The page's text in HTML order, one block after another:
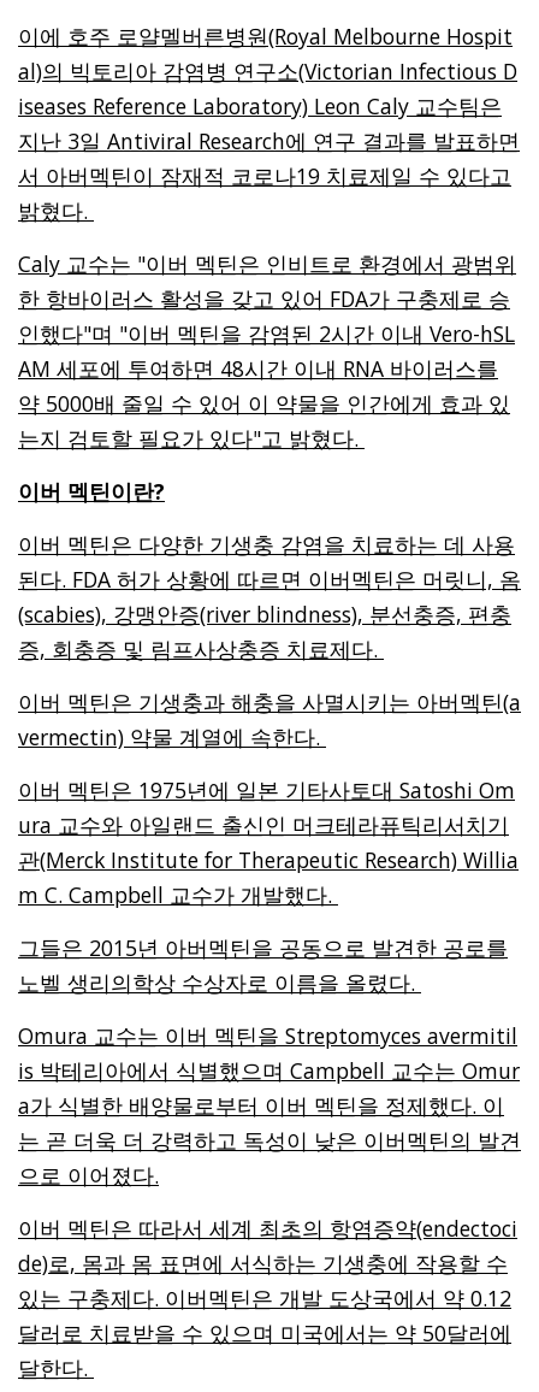
이에 호주 로얄멜버른병원(Royal Melbourne Hospit
al)의 빅토리아 감염병 연구소(Victorian Infectious D
iseases Reference Laboratory) Leon Caly 교수팀은
지난 3일 Antiviral Research에 연구 결과를 발표하면
서 아버멕틴이 잠재적 코로나19 치료제일 수 있다고
밝혔다.
Caly 교수는 "이버 멕틴은 인비트로 환경에서 광범위
한 항바이러스 활성을 갖고 있어 FDA가 구충제로 승
인했다"며 "이버 멕틴을 감염된 2시간 이내 Vero-hSL
AM 세포에 투여하면 48시간 이내 RNA 바이러스를
약 5000배 줄일 수 있어 이 약물을 인간에게 효과 있
는지 검토할 필요가 있다"고 밝혔다.
이버 멕틴이란?
이버 멕틴은 다양한 기생충 감염을 치료하는 데 사용
된다. FDA 허가 상황에 따르면 이버멕틴은 머릿니, 옴
(scabies), 강맹안증(river blindness), 분선충증, 편충
증, 회충증 및 림프사상충증 치료제다.
이버 멕틴은 기생충과 해충을 사멸시키는 아버멕틴(a
vermectin) 약물 계열에 속한다.
이버 멕틴은 1975년에 일본 기타사토대 Satoshi Om
ura 교수와 아일랜드 출신인 머크테라퓨틱리서치기
관(Merck Institute for Therapeutic Research) Willia
m C. Campbell 교수가 개발했다.
그들은 2015년 아버멕틴을 공동으로 발견한 공로를
노벨 생리의학상 수상자로 이름을 올렸다.
Omura 교수는 이버 멕틴을 Streptomyces avermitil
is 박테리아에서 식별했으며 Campbell 교수는 Omur
a가 식별한 배양물로부터 이버 멕틴을 정제했다. 이
는 곧 더욱 더 강력하고 독성이 낮은 이버멕틴의 발견
으로 이어졌다.
이버 멕틴은 따라서 세계 최초의 항염증약(endectoci
de)로, 몸과 몸 표면에 서식하는 기생충에 작용할 수
있는 구충제다. 이버멕틴은 개발 도상국에서 약 0.12
달러로 치료받을 수 있으며 미국에서는 약 50달러에
달한다.